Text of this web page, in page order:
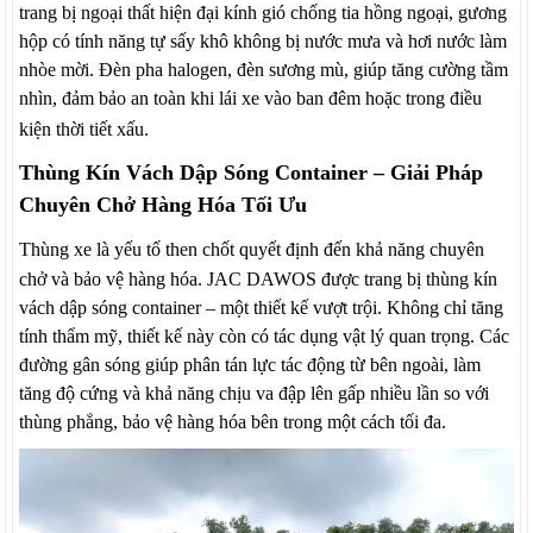
trang bị ngoại thất hiện đại kính gió chống tia hồng ngoại, gương
hộp có tính năng tự sấy khô không bị nước mưa và hơi nước làm
nhòe mời. Đèn pha halogen, đèn sương mù, giúp tăng cường tầm
nhìn, đảm bảo an toàn khi lái xe vào ban đêm hoặc trong điều
kiện thời tiết xấu.
Thùng Kín Vách Dập Sóng Container – Giải Pháp
Chuyên Chở Hàng Hóa Tối Ưu
Thùng xe là yếu tố then chốt quyết định đến khả năng chuyên
chở và bảo vệ hàng hóa. JAC DAWOS được trang bị thùng kín
vách dập sóng container – một thiết kế vượt trội. Không chỉ tăng
tính thẩm mỹ, thiết kế này còn có tác dụng vật lý quan trọng. Các
đường gân sóng giúp phân tán lực tác động từ bên ngoài, làm
tăng độ cứng và khả năng chịu va đập lên gấp nhiều lần so với
thùng phẳng, bảo vệ hàng hóa bên trong một cách tối đa.